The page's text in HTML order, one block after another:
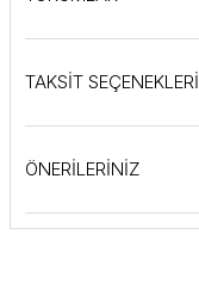
TAKSİT SEÇENEKLERİ
ÖNERİLERİNİZ